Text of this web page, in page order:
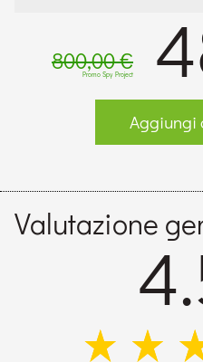
800,00 €
Promo Spy Project
Aggiungi
Valutazione